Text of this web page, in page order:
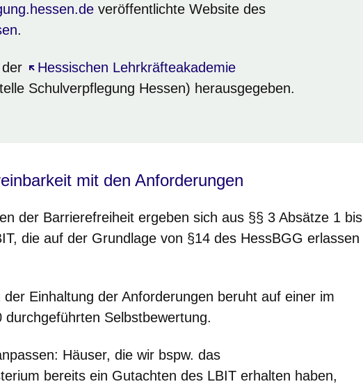
neuen Fensterveröffentlichte Website des
neuen Fenster
.
Hessischen Lehrkräfteakademie
Öffnet sich in einem neuen Fenster
Schulverpflegung Hessen) herausgegeben.
mit den Anforderungen
der Barrierefreiheit ergeben sich aus §§ 3 Absätze 1 bis
die auf der Grundlage von §14 des HessBGG erlassen
der Einhaltung der Anforderungen beruht auf einer im
durchgeführten Selbstbewertung.
Häuser, die wir bspw. das
bereits ein Gutachten des LBIT erhalten haben,